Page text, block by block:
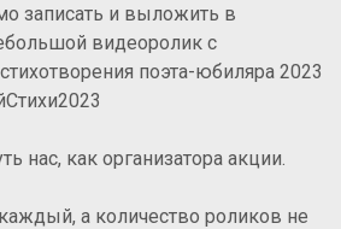
записать и выложить в
видеоролик с
поэта-юбиляра 2023
нас, как организатора акции.
а количество роликов не